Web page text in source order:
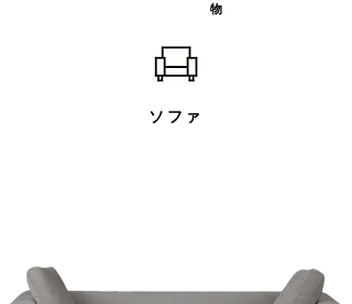
物
ソファ